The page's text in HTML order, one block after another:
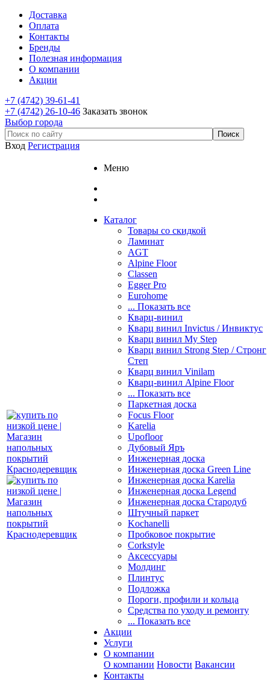
Доставка
Оплата
Контакты
Бренды
Полезная информация
О компании
Акции
+7 (4742) 39-61-41
+7 (4742) 26-10-46 Заказать звонок
Выбор города
Вход Регистрация
Меню
Каталог
Товары со скидкой
Ламинат
AGT
Alpine Floor
Classen
Egger Pro
Eurohome
... Показать все
Кварц-винил
Кварц винил Invictus / Инвиктус
Кварц винил My Step
Кварц винил Strong Step / Стронг
Степ
Кварц винил Vinilam
Кварц-винил Alpine Floor
... Показать все
Паркетная доска
Focus Floor
Karelia
Upofloor
Дубовый Яръ
Инженерная доска
Инженерная доска Green Line
Инженерная доска Karelia
Инженерная доска Legend
Инженерная доска Стародуб
Штучный паркет
Kochanelli
Пробковое покрытие
Corkstyle
Аксессуары
Молдинг
Плинтус
Подложка
Пороги, профили и кольца
Средства по уходу и ремонту
... Показать все
Акции
Услуги
О компании
О компании Новости Вакансии
Контакты